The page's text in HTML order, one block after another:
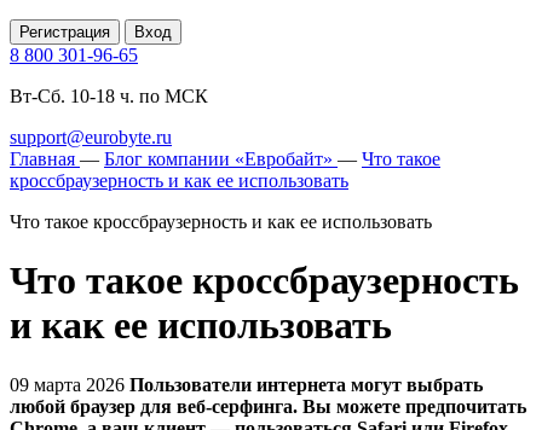
Регистрация Вход
8 800 301-96-65
Вт-Сб. 10-18 ч. по МСК
support@eurobyte.ru
Главная — Блог компании «Евробайт» — Что такое
кроссбраузерность и как ее использовать
Что такое кроссбраузерность и как ее использовать
Что такое кроссбраузерность
и как ее использовать
09 марта 2026 Пользователи интернета могут выбрать
любой браузер для веб-серфинга. Вы можете предпочитать